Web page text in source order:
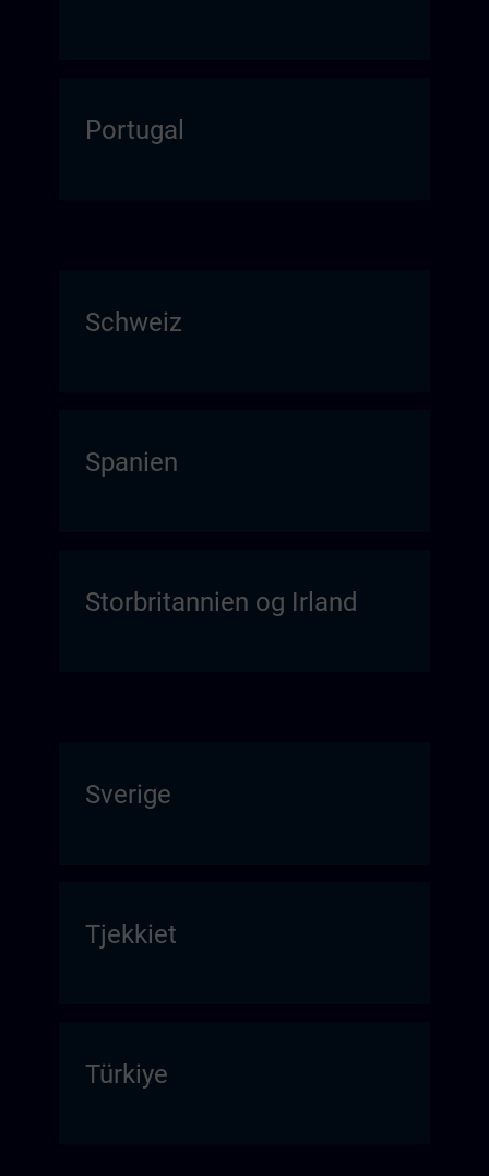
Portugal
Schweiz
Spanien
Storbritannien og Irland
Sverige
Tjekkiet
Türkiye